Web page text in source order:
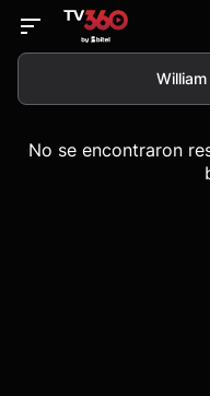
No se encontraron